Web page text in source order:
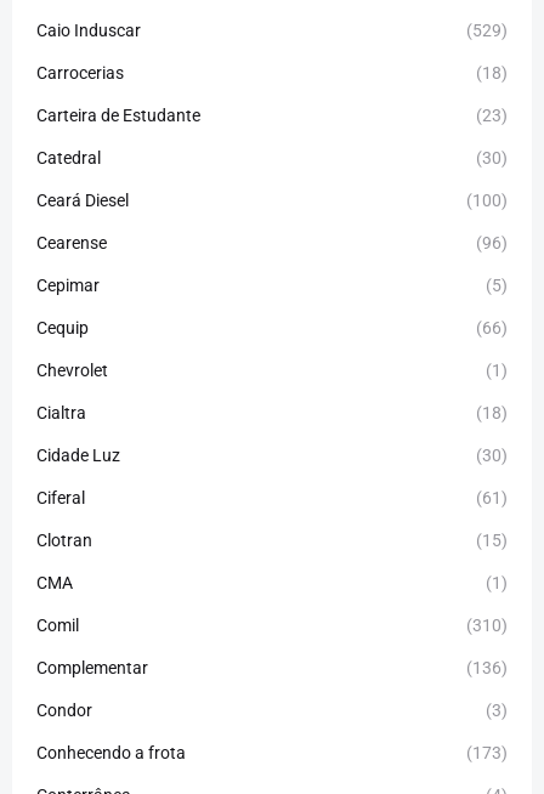
Caio Induscar (529)
Carrocerias (18)
Carteira de Estudante (23)
Catedral (30)
Ceará Diesel (100)
Cearense (96)
Cepimar (5)
Cequip (66)
Chevrolet (1)
Cialtra (18)
Cidade Luz (30)
Ciferal (61)
Clotran (15)
CMA (1)
Comil (310)
Complementar (136)
Condor (3)
Conhecendo a frota (173)